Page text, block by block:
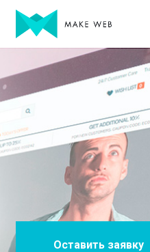
Оставить заявку